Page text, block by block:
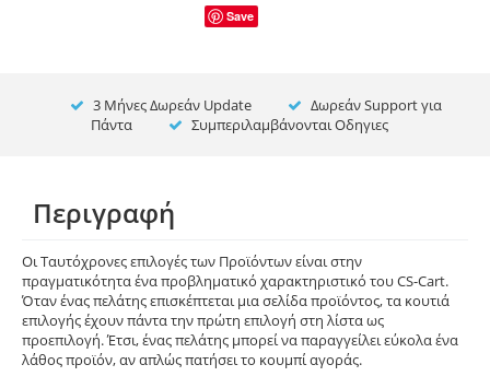
Save
3 Μήνες Δωρεάν Update
Δωρεάν Support για
Πάντα
Συμπεριλαμβάνονται Οδηγιες
Περιγραφή
Οι Ταυτόχρονες επιλογές των Προϊόντων είναι στην
πραγματικότητα ένα προβληματικό χαρακτηριστικό του CS-Cart.
Όταν ένας πελάτης επισκέπτεται μια σελίδα προϊόντος, τα κουτιά
επιλογής έχουν πάντα την πρώτη επιλογή στη λίστα ως
προεπιλογή. Έτσι, ένας πελάτης μπορεί να παραγγείλει εύκολα ένα
λάθος προϊόν, αν απλώς πατήσει το κουμπί αγοράς.